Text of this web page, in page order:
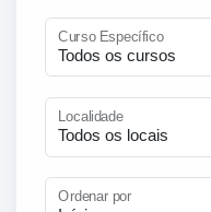
Curso Específico
Localidade
Ordenar por